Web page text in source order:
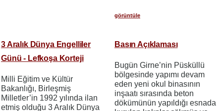
görüntüle
3 Aralık Dünya Engelliler
Günü - Lefkoşa Korteji
Milli Eğitim ve Kültür
Bakanlığı, Birleşmiş
Milletler’in 1992 yılında ilan
etmiş olduğu 3 Aralık Dünya
Basın Açıklaması
Bugün Girne’nin Püsküllü
bölgesinde yapımı devam
eden yeni okul binasının
inşaatı sırasında beton
dökümünün yapıldığı esnada